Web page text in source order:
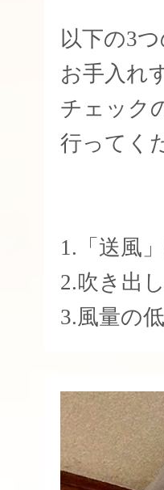
以下の3
お手入れ
チェック
行ってく
1.「送風
2.吹き出
3.風量の